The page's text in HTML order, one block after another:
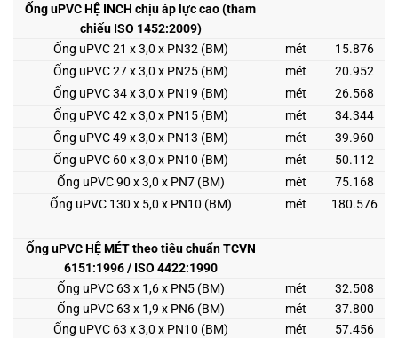
Ống uPVC HỆ INCH chịu áp lực cao (tham
chiếu ISO 1452:2009)
Ống uPVC 21 x 3,0 x PN32 (BM)
mét
15.876
Ống uPVC 27 x 3,0 x PN25 (BM)
mét
20.952
Ống uPVC 34 x 3,0 x PN19 (BM)
mét
26.568
Ống uPVC 42 x 3,0 x PN15 (BM)
mét
34.344
Ống uPVC 49 x 3,0 x PN13 (BM)
mét
39.960
Ống uPVC 60 x 3,0 x PN10 (BM)
mét
50.112
Ống uPVC 90 x 3,0 x PN7 (BM)
mét
75.168
Ống uPVC 130 x 5,0 x PN10 (BM)
mét 180.576
Ống uPVC HỆ MÉT theo tiêu chuẩn TCVN
6151:1996 / ISO 4422:1990
Ống uPVC 63 x 1,6 x PN5 (BM)
mét
32.508
Ống uPVC 63 x 1,9 x PN6 (BM)
mét
37.800
Ống uPVC 63 x 3,0 x PN10 (BM)
mét
57.456